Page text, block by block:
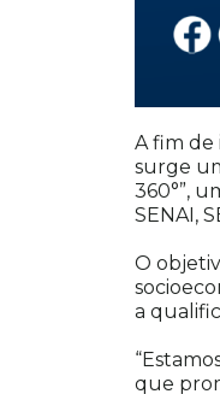
A fim de
surge
360°”,
SENAI,
O
a
que